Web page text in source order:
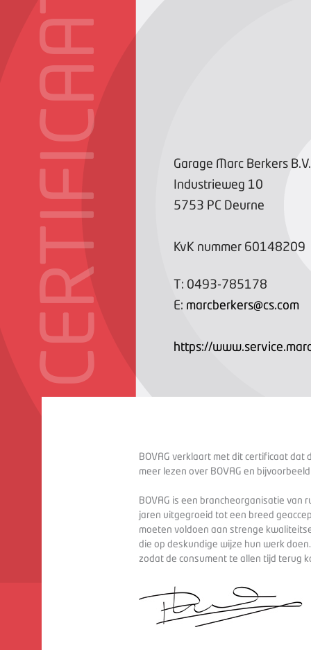
CERTIFICAAT
Garage Marc Berkers B.V.
Industrieweg 10
5753 PC Deurne
KvK nummer 60148209
T: 0493-785178
E: marcberkers@cs.com
https://
BOVAG verklaart met dit certificaat dat
meer lezen over BOVAG en
BOVAG is een brancheorganisatie van
jaren uitgegroeid tot een breed
moeten voldoen aan strenge
die op deskundige wijze hun werk
zodat de consument te allen tijd terug